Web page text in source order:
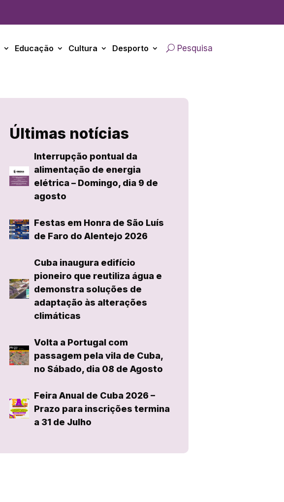
Educação Cultura Desporto Pesquisa
Últimas notícias
Interrupção pontual da
alimentação de energia
elétrica – Domingo, dia 9 de
agosto
Festas em Honra de São Luís
de Faro do Alentejo 2026
Cuba inaugura edifício
pioneiro que reutiliza água e
demonstra soluções de
adaptação às alterações
climáticas
Volta a Portugal com
passagem pela vila de Cuba,
no Sábado, dia 08 de Agosto
Feira Anual de Cuba 2026 –
Prazo para inscrições termina
a 31 de Julho